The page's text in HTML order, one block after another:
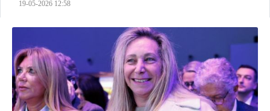
19-05-2026 12:58